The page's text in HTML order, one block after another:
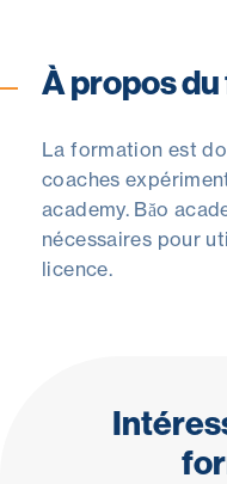
À propos
La formation est
coaches
academy. Băo
nécessaires pour
licence.